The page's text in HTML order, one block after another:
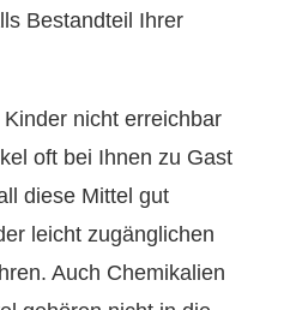
Bestandteil Ihrer
nicht erreichbar
oft bei Ihnen zu Gast
diese Mittel gut
leicht zugänglichen
Auch Chemikalien